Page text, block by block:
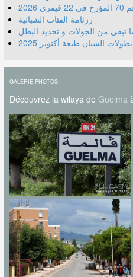
رزنامة الفئات الشبانية
تبقى من الجولات و تحديد البطل
الشبان طبعة أكتوبر 2025
GALERIE PHOTOS
Découvrez la wilaya de Guelma